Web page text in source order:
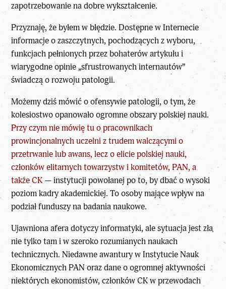
zapotrzebowanie na dobre wykształcenie.
Przyznaję, że byłem w błędzie. Dostępne w Internecie
informacje o zaszczytnych, pochodzących z wyboru,
funkcjach pełnionych przez bohaterów artykułu i
wiarygodne opinie „sfrustrowanych internautów”
świadczą o rozwoju patologii.
Możemy dziś mówić o ofensywie patologii, o tym, że
kolesiostwo opanowało ogromne obszary polskiej nauki.
Przy czym nie mówię tu o pracownikach
prowincjonalnych uczelni z trudem walczącymi o
przetrwanie lub awans, lecz o elicie polskiej nauki,
członków elitarnych towarzystw i komitetów, PAN, a
także CK — instytucji powołanej po to, by dbać o wysoki
poziom kadry akademickiej. To osoby mające wpływ na
podział funduszy na badania naukowe.
Ujawniona afera dotyczy informatyki, ale sytuacja jest zła
nie tylko tam i w szeroko rozumianych naukach
technicznych. Niedawne awantury w Instytucie Nauk
Ekonomicznych PAN oraz dane o ogromnej aktywności
niektórych ekonomistów, członków CK w przewodach